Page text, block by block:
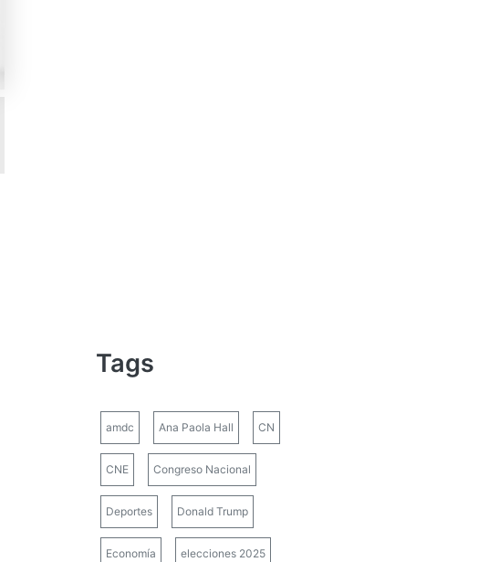
Tags
amdc Ana Paola Hall CN
CNE Congreso Nacional
Deportes Donald Trump
Economía elecciones 2025